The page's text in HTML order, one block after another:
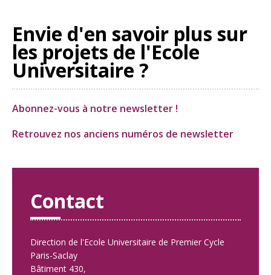
Envie d'en savoir plus sur
les projets de l'Ecole
Universitaire ?
Abonnez-vous à notre newsletter !
Retrouvez nos anciens numéros de newsletter
Contact
Direction de l'Ecole Universitaire de Premier Cycle
Paris-Saclay
Bâtiment 430,